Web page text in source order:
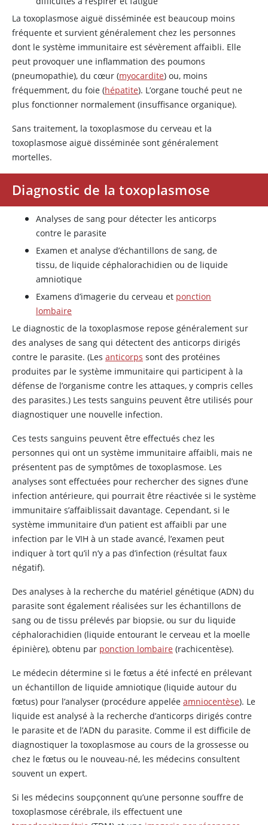
La toxoplasmose aiguë disséminée est beaucoup moins
fréquente et survient généralement chez les personnes
dont le système immunitaire est sévèrement affaibli. Elle
peut provoquer une inflammation des poumons
(pneumopathie), du cœur (myocardite) ou, moins
fréquemment, du foie (hépatite). L’organe touché peut ne
plus fonctionner normalement (insuffisance organique).
Sans traitement, la toxoplasmose du cerveau et la
toxoplasmose aiguë disséminée sont généralement
mortelles.
Diagnostic de la toxoplasmose
Analyses de sang pour détecter les anticorps
contre le parasite
Examen et analyse d’échantillons de sang, de
tissu, de liquide céphalorachidien ou de liquide
amniotique
Examens d’imagerie du cerveau et ponction
lombaire
Le diagnostic de la toxoplasmose repose généralement sur
des analyses de sang qui détectent des anticorps dirigés
contre le parasite. (Les anticorps sont des protéines
produites par le système immunitaire qui participent à la
défense de l’organisme contre les attaques, y compris celles
des parasites.) Les tests sanguins peuvent être utilisés pour
diagnostiquer une nouvelle infection.
Ces tests sanguins peuvent être effectués chez les
personnes qui ont un système immunitaire affaibli, mais ne
présentent pas de symptômes de toxoplasmose. Les
analyses sont effectuées pour rechercher des signes d’une
infection antérieure, qui pourrait être réactivée si le système
immunitaire s’affaiblissait davantage. Cependant, si le
système immunitaire d’un patient est affaibli par une
infection par le VIH à un stade avancé, l’examen peut
indiquer à tort qu’il n’y a pas d’infection (résultat faux
négatif).
Des analyses à la recherche du matériel génétique (ADN) du
parasite sont également réalisées sur les échantillons de
sang ou de tissu prélevés par biopsie, ou sur du liquide
céphalorachidien (liquide entourant le cerveau et la moelle
épinière), obtenu par ponction lombaire (rachicentèse).
Le médecin détermine si le fœtus a été infecté en prélevant
un échantillon de liquide amniotique (liquide autour du
fœtus) pour l’analyser (procédure appelée amniocentèse). Le
liquide est analysé à la recherche d’anticorps dirigés contre
le parasite et de l’ADN du parasite. Comme il est difficile de
diagnostiquer la toxoplasmose au cours de la grossesse ou
chez le fœtus ou le nouveau-né, les médecins consultent
souvent un expert.
Si les médecins soupçonnent qu’une personne souffre de
toxoplasmose cérébrale, ils effectuent une